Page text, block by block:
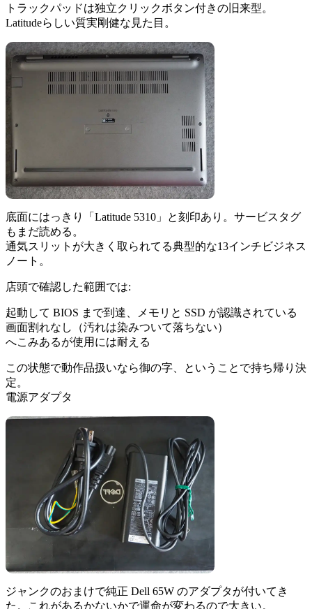
トラックパッドは独立クリックボタン付きの旧来型。
Latitudeらしい質実剛健な見た目。
底面にはっきり「Latitude 5310」と刻印あり。サービスタグ
もまだ読める。
通気スリットが大きく取られてる典型的な13インチビジネス
ノート。
店頭で確認した範囲では:
起動して BIOS まで到達、メモリと SSD が認識されている
画面割れなし（汚れは染みついて落ちない）
へこみあるが使用には耐える
この状態で動作品扱いなら御の字、ということで持ち帰り決
定。
電源アダプタ
ジャンクのおまけで純正 Dell 65W のアダプタが付いてき
た。これがあるかないかで運命が変わるので大きい。